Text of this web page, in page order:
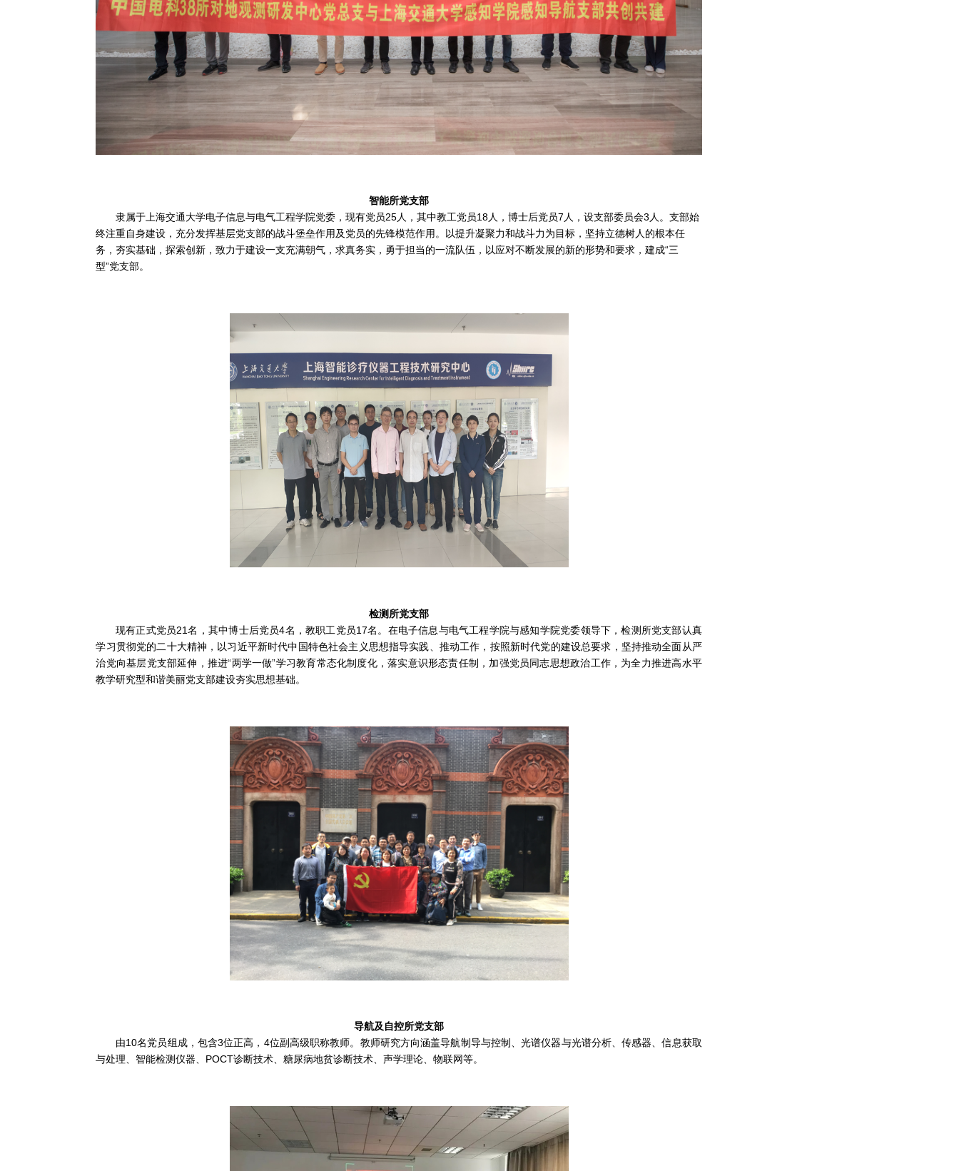
智能所党支部
隶属于上海交通大学电子信息与电气工程学院党委，现有党员25人，其中教工党员18人，博士后党员7人，设支部委员会3人。支部始
终注重自身建设，充分发挥基层党支部的战斗堡垒作用及党员的先锋模范作用。以提升凝聚力和战斗力为目标，坚持立德树人的根本任
务，夯实基础，探索创新，致力于建设一支充满朝气，求真务实，勇于担当的一流队伍，以应对不断发展的新的形势和要求，建成“三
型”党支部。
检测所党支部
现有正式党员21名，其中博士后党员4名，教职工党员17名。在电子信息与电气工程学院与感知学院党委领导下，检测所党支部认真
学习贯彻党的二十大精神，以习近平新时代中国特色社会主义思想指导实践、推动工作，按照新时代党的建设总要求，坚持推动全面从严
治党向基层党支部延伸，推进“两学一做”学习教育常态化制度化，落实意识形态责任制，加强党员同志思想政治工作，为全力推进高水平
教学研究型和谐美丽党支部建设夯实思想基础。
导航及自控所党支部
由10名党员组成，包含3位正高，4位副高级职称教师。教师研究方向涵盖导航制导与控制、光谱仪器与光谱分析、传感器、信息获取
与处理、智能检测仪器、POCT诊断技术、糖尿病地贫诊断技术、声学理论、物联网等。